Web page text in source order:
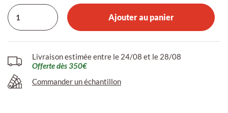
Ajouter au panier
Livraison estimée entre le 24/08 et le 28/08
Offerte dès 350€
Commander un échantillon